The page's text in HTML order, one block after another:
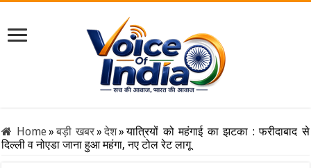
Home»बड़ी खबर» देश» यात्रियों को महंगाई का झटका : फरीदाबाद से
दिल्ली व नोएडा जाना हुआ महंगा, नए टोल रेट लागू